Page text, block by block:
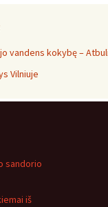
vandens kokybę –
Vilniuje
sandorio
iš